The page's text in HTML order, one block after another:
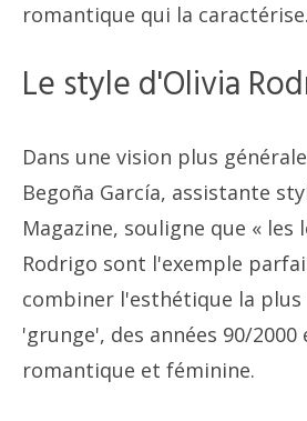
romantique qui la caractérise.
Le style d'Olivia
Dans une vision plus
Begoña García, assistante
Magazine, souligne que « les
Rodrigo sont l'exemple
combiner l'esthétique la
'grunge', des années 90/2000
romantique et féminine.